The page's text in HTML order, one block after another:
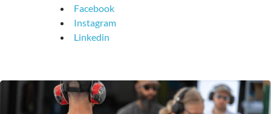
Facebook
Instagram
Linkedin